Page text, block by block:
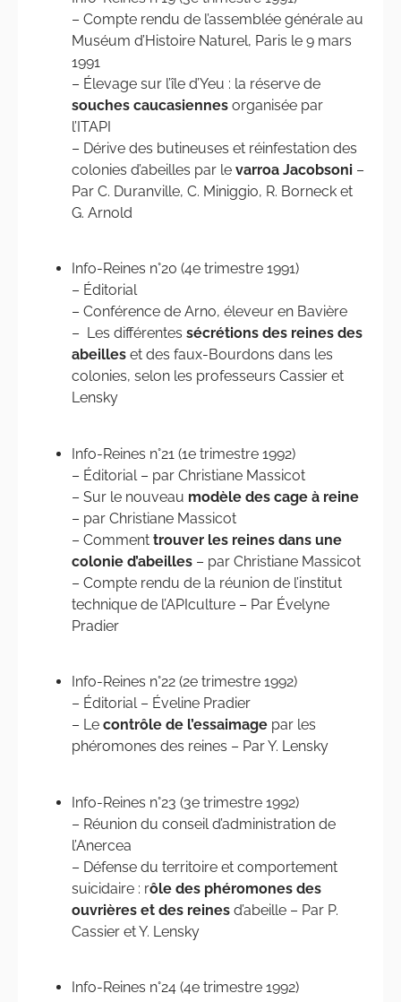
– Compte rendu de l’assemblée générale au
Muséum d’Histoire Naturel, Paris le 9 mars
1991
– Élevage sur l’île d’Yeu : la réserve de
souches caucasiennes organisée par
l’ITAPI
– Dérive des butineuses et réinfestation des
colonies d’abeilles par le varroa Jacobsoni –
Par C. Duranville, C. Miniggio, R. Borneck et
G. Arnold
Info-Reines n°20 (4e trimestre 1991)
– Éditorial
– Conférence de Arno, éleveur en Bavière
– Les différentes sécrétions des reines des
abeilles et des faux-Bourdons dans les
colonies, selon les professeurs Cassier et
Lensky
Info-Reines n°21 (1e trimestre 1992)
– Éditorial – par Christiane Massicot
– Sur le nouveau modèle des cage à reine
– par Christiane Massicot
– Comment trouver les reines dans une
colonie d’abeilles – par Christiane Massicot
– Compte rendu de la réunion de l’institut
technique de l’APIculture – Par Évelyne
Pradier
Info-Reines n°22 (2e trimestre 1992)
– Éditorial – Éveline Pradier
– Le contrôle de l’essaimage par les
phéromones des reines – Par Y. Lensky
Info-Reines n°23 (3e trimestre 1992)
– Réunion du conseil d’administration de
l’Anercea
– Défense du territoire et comportement
suicidaire : rôle des phéromones des
ouvrières et des reines d’abeille – Par P.
Cassier et Y. Lensky
Info-Reines n°24 (4e trimestre 1992)